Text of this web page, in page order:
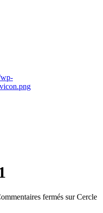
fermés sur Cercle